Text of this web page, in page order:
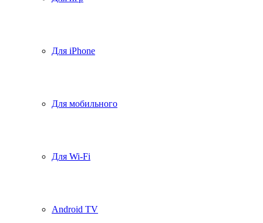
Для iPhone
Для мобильного
Для Wi-Fi
Android TV